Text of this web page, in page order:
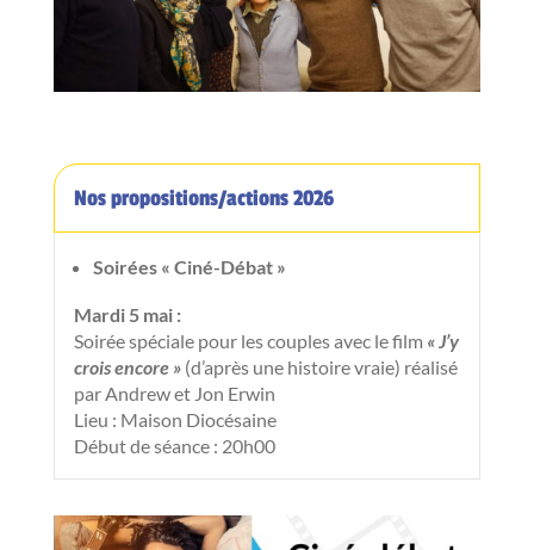
Nos propositions/actions 2026
Soirées « Ciné-Débat »​
Mardi 5 mai :
Soirée spéciale pour les couples avec le film « J’y
crois encore »(d’après une histoire vraie) réalisé
par Andrew et Jon Erwin
Lieu : Maison Diocésaine
Début de séance : 20h00